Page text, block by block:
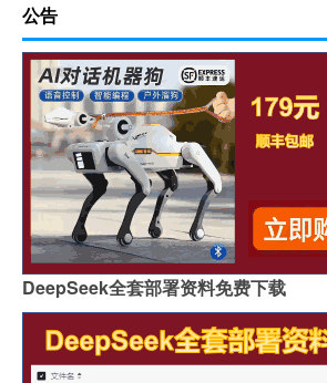
公告
DeepSeek全套部署资料免费下载